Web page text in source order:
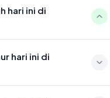
hari ini di
hari ini di